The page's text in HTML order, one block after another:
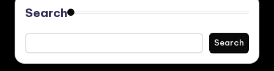
Search
Search